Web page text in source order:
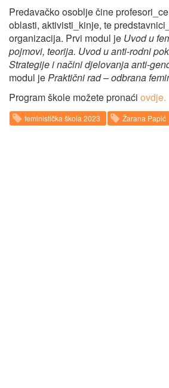
Predavačko osoblje čine
oblasti, aktivisti_kinje, te
organizacija. Prvi modul je Uvod u
pojmovi, teorija. Uvod u anti-rodni
Strategije i načini djelovanja anti-
modul jePraktični rad – odbrana
Program škole možete pronaći ovdje.
feministička škola 2023 Žarana Papić